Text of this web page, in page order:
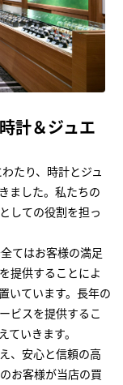
計＆ジュエ
たり、時計とジュ
ました。私たちの
しての役割を担っ
てはお客様の満足
提供することによ
いています。長年の
ビスを提供するこ
いきます。
、安心と信頼の高
お客様が当店の買